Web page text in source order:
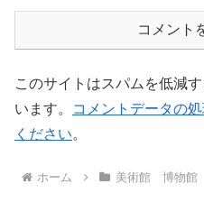
コメント
このサイトはスパムを低減
います。
コメントデータの
ください。
ホーム 美術館 博物館